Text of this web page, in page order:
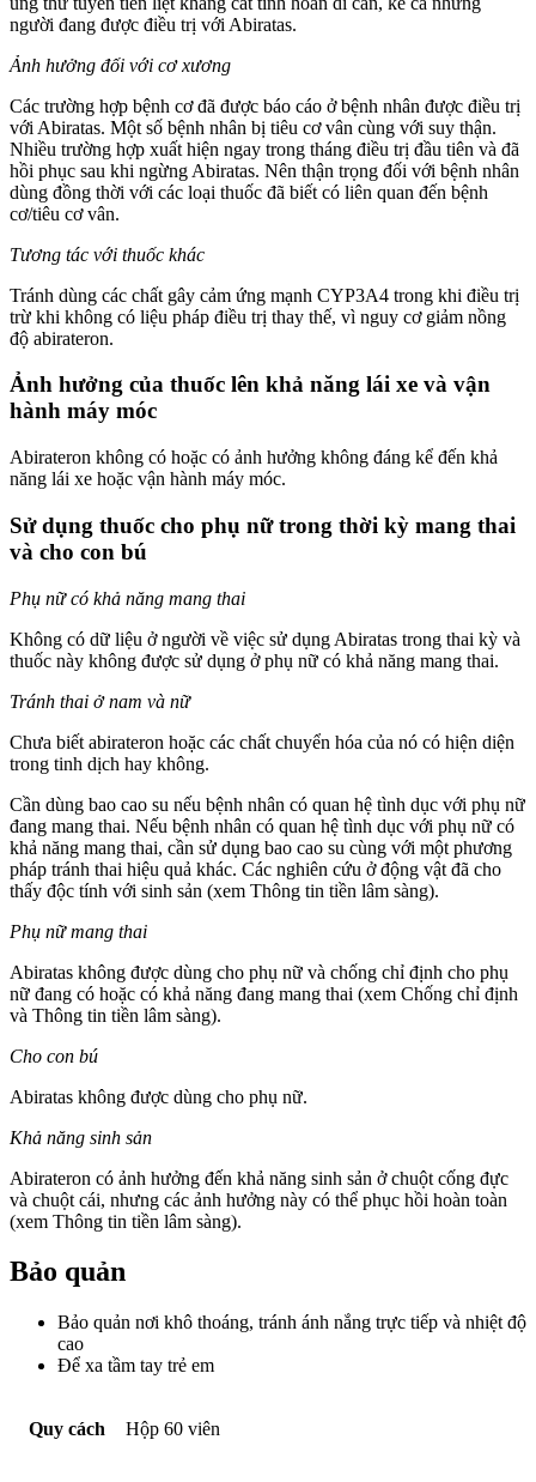
người đang được điều trị với Abiratas.
Ảnh hưởng đối với cơ xương
Các trường hợp bệnh cơ đã được báo cáo ở bệnh nhân được điều trị
với Abiratas. Một số bệnh nhân bị tiêu cơ vân cùng với suy thận.
Nhiều trường hợp xuất hiện ngay trong tháng điều trị đầu tiên và đã
hồi phục sau khi ngừng Abiratas. Nên thận trọng đối với bệnh nhân
dùng đồng thời với các loại thuốc đã biết có liên quan đến bệnh
cơ/tiêu cơ vân.
Tương tác với thuốc khác
Tránh dùng các chất gây cảm ứng mạnh CYP3A4 trong khi điều trị
trừ khi không có liệu pháp điều trị thay thế, vì nguy cơ giảm nồng
độ abirateron.
Ảnh hưởng của thuốc lên khả năng lái xe và vận
hành máy móc
Abirateron không có hoặc có ảnh hưởng không đáng kể đến khả
năng lái xe hoặc vận hành máy móc.
Sử dụng thuốc cho phụ nữ trong thời kỳ mang thai
và cho con bú
Phụ nữ có khả năng mang thai
Không có dữ liệu ở người về việc sử dụng Abiratas trong thai kỳ và
thuốc này không được sử dụng ở phụ nữ có khả năng mang thai.
Tránh thai ở nam và nữ
Chưa biết abirateron hoặc các chất chuyển hóa của nó có hiện diện
trong tinh dịch hay không.
Cần dùng bao cao su nếu bệnh nhân có quan hệ tình dục với phụ nữ
đang mang thai. Nếu bệnh nhân có quan hệ tình dục với phụ nữ có
khả năng mang thai, cần sử dụng bao cao su cùng với một phương
pháp tránh thai hiệu quả khác. Các nghiên cứu ở động vật đã cho
thấy độc tính với sinh sản (xem Thông tin tiền lâm sàng).
Phụ nữ mang thai
Abiratas không được dùng cho phụ nữ và chống chỉ định cho phụ
nữ đang có hoặc có khả năng đang mang thai (xem Chống chỉ định
và Thông tin tiền lâm sàng).
Cho con bú
Abiratas không được dùng cho phụ nữ.
Khả năng sinh sản
Abirateron có ảnh hưởng đến khả năng sinh sản ở chuột cống đực
và chuột cái, nhưng các ảnh hưởng này có thể phục hồi hoàn toàn
(xem Thông tin tiền lâm sàng).
Bảo quản
Bảo quản nơi khô thoáng, tránh ánh nắng trực tiếp và nhiệt độ
cao
Để xa tầm tay trẻ em
Quy cách Hộp 60 viên